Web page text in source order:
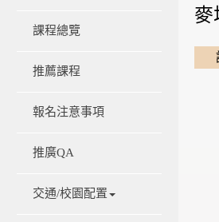
課程總覽
推薦課程
報名注意事項
推廣QA
交通/校園配置
麥